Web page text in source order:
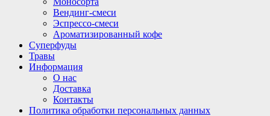
Вендинг-смеси
Эспрессо-смеси
Ароматизированный кофе
Суперфуды
Травы
Информация
О нас
Доставка
Контакты
Политика обработки персональных данных